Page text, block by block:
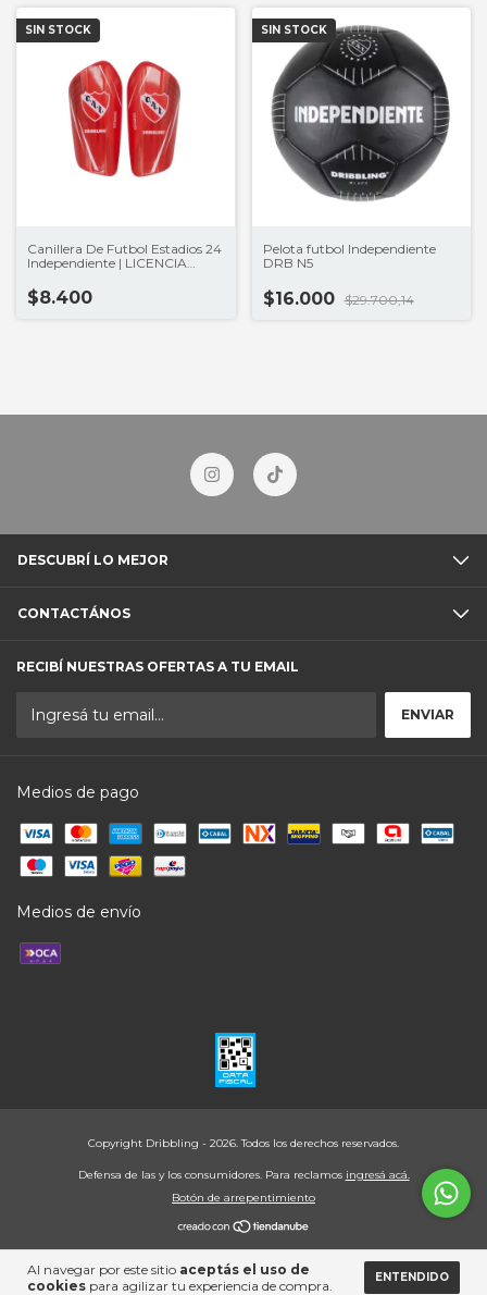
Al navegar por este sitio aceptás el uso de
cookies para agilizar tu experiencia de compra.
ENTENDIDO
SIN STOCK
Canillera De Futbol Estadios 24
Independiente | LICENCIA
$8.400
SIN STOCK
Pelota futbol Independiente
DRB N5
$16.000 $29.700,14
DESCUBRÍ LO MEJOR
CONTACTÁNOS
RECIBÍ NUESTRAS OFERTAS A TU EMAIL
Medios de pago
Medios de envío
Copyright Dribbling - 2026. Todos los derechos reservados.
Defensa de las y los consumidores. Para reclamos ingresá acá.
Botón de arrepentimiento